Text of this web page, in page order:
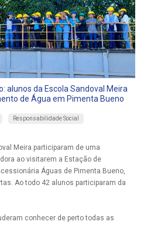
alunos da Escola Sandoval Meira
de Água em Pimenta Bueno
Responsabilidade Social
Meira participaram de uma
ao visitarem a Estação de
Águas de Pimenta Bueno,
Ao todo 42 alunos participaram da
conhecer de perto todas as